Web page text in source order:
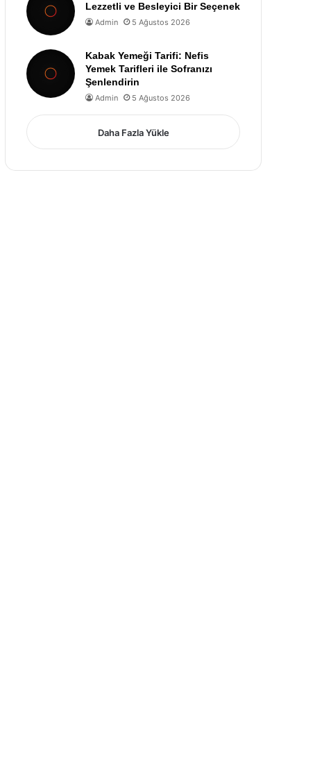
Lezzetli ve Besleyici Bir Seçenek
Admin 5 Ağustos 2026
Kabak Yemeği Tarifi: Nefis
Yemek Tarifleri ile Sofranızı
Şenlendirin
Admin 5 Ağustos 2026
Daha Fazla Yükle